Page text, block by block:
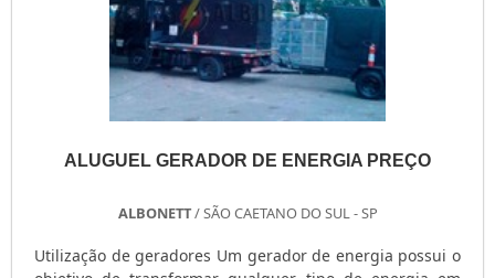
ALUGUEL GERADOR DE ENERGIA PREÇO
ALBONETT/ SÃO CAETANO DO SUL - SP
Utilização de geradores Um gerador de energia possui o